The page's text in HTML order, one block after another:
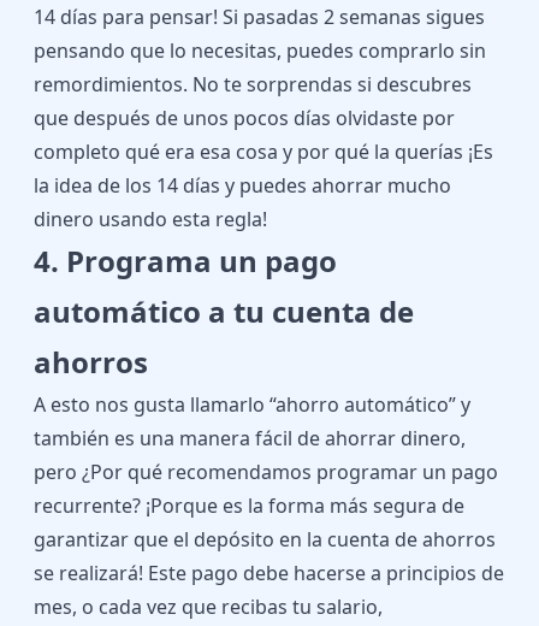
14 días para pensar! Si pasadas 2 semanas sigues
pensando que lo necesitas, puedes comprarlo sin
remordimientos. No te sorprendas si descubres
que después de unos pocos días olvidaste por
completo qué era esa cosa y por qué la querías ¡Es
la idea de los 14 días y puedes ahorrar mucho
dinero usando esta regla!
4. Programa un pago
automático a tu cuenta de
ahorros
A esto nos gusta llamarlo “ahorro automático” y
también es una manera fácil de ahorrar dinero,
pero ¿Por qué recomendamos programar un pago
recurrente? ¡Porque es la forma más segura de
garantizar que el depósito en la cuenta de ahorros
se realizará! Este pago debe hacerse a principios de
mes, o cada vez que recibas tu salario,